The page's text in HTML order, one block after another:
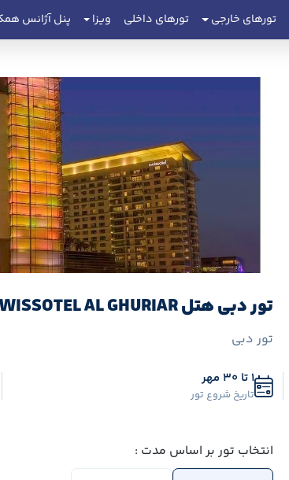
تورهای خارجی تورهای داخلی ویزا پنل آژانس
تور دبی هتل SWISSOTEL AL GHURIAR
تور دبی
1 تا 30 مهر
تاریخ شروع تور
انتخاب تور بر اساس مدت :